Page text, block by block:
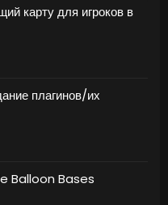
карту для игроков в
плагинов/их
Balloon Bases